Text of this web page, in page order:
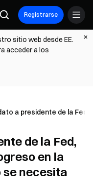
Registrarse
sitio web desde EE.
acceder a los
a presidente de la
de la Fed,
en la
se necesita